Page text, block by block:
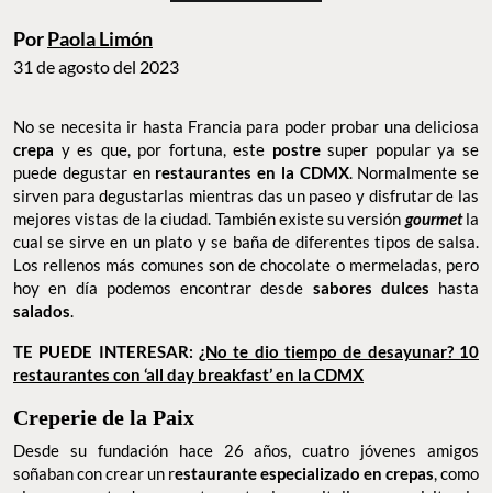
PorPaola Limón
31 de agosto del 2023
No se necesita ir hasta Francia para poder probar una deliciosa
crepa y es que, por fortuna, este postresuper popular ya se
puede degustar en restaurantes en la CDMX. Normalmente se
sirven para degustarlas mientras das un paseo y disfrutar de las
mejores vistas de la ciudad. También existe su versión gourmetla
cual se sirve en un plato y se baña de diferentes tipos de salsa.
Los rellenos más comunes son de chocolate o mermeladas, pero
hoy en día podemos encontrar desde sabores dulces hasta
salados.
TE PUEDE INTERESAR: ¿No te dio tiempo de desayunar? 10
restaurantes con ‘all day breakfast’ en la CDMX
Creperie de la Paix
Desde su fundación hace 26 años, cuatro jóvenes amigos
soñaban con crear un restaurante especializado en crepas, como